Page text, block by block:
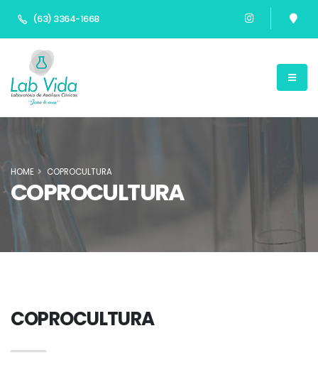
(63) 3364-1668
COPROCULTURA
HOME COPROCULTURA
COPROCULTURA